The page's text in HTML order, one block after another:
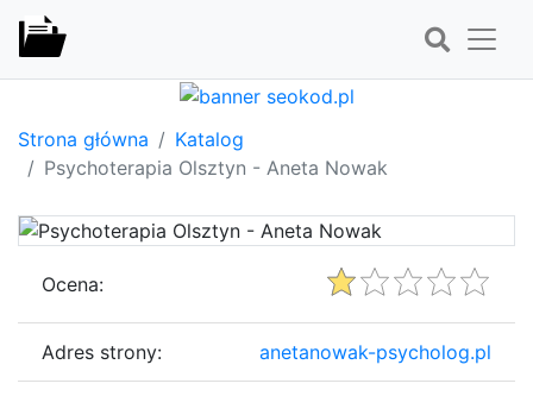
Strona główna
Katalog
Psychoterapia Olsztyn - Aneta Nowak
Ocena:
Adres strony: anetanowak-psycholog.pl